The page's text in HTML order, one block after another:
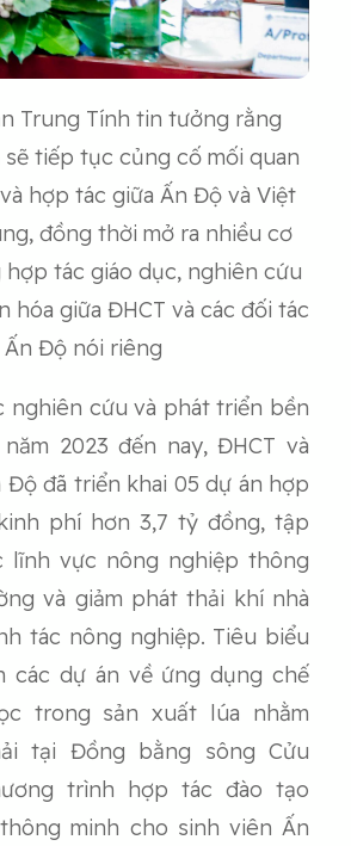
Trung Tính tin tưởng rằng
tiếp tục củng cố mối quan
hợp tác giữa Ấn Độ và Việt
đồng thời mở ra nhiều cơ
tác giáo dục, nghiên cứu
hóa giữa ĐHCT và các đối tác
Ấn Độ nói riêng
nghiên cứu và phát triển bền
2023 đến nay, ĐHCT và
Độ đã triển khai 05 dự án hợp
phí hơn 3,7 tỷ đồng, tập
lĩnh vực nông nghiệp thông
và giảm phát thải khí nhà
tác nông nghiệp. Tiêu biểu
các dự án về ứng dụng chế
trong sản xuất lúa nhằm
tại Đồng bằng sông Cửu
trình hợp tác đào tạo
minh cho sinh viên Ấn